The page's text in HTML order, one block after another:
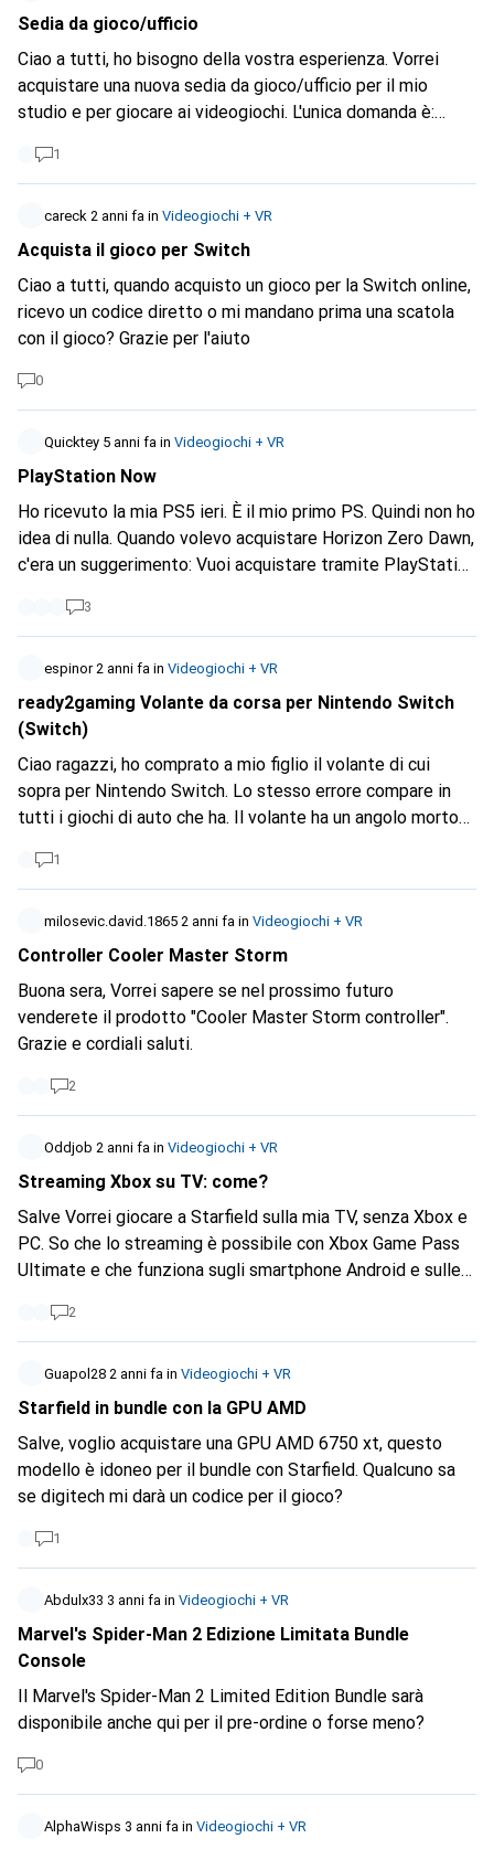
ridge-47-mm-cpu-kuehler-11177580
https://www.digitec.ch/de/s1/product/msi-geforce-rtx-
4060-ventus-2x-8g-oc-8-gb-grafikkarte-36707120RAM:
https://www.digitec.ch/de/s1/product/gskill-trident-z5-
SSD:
980-pro-mit-heatsink-1000-gb-m2-2280-ssd-16632679
PSU:https://www.digitec.ch/de/s1/product/cooler-
master-v850-sfx-gold-850-w-pc-netzteil-16740217
m32qc-2560-x-1440-pixel-3150-monitor-18476541?
shid=1261334Tutti i componenti trovano posto nella
scheda madre e nel case? Alcuni componenti sono troppo
"buoni" o troppo scadenti? Ho dimenticato qualche
Sedia da gioco/ufficio
Ciao a tutti, ho bisogno della vostra esperienza. Vorrei
acquistare una nuova sedia da gioco/ufficio per il mio
studio e per giocare ai videogiochi. L'unica domanda è:
https://www.digitec.ch/de/s1/product/razer-enki-gaming-
stuhl-17276967Tuttavia, mi chiedo se sia davvero
comoda per stare seduti per 9-12 ore. Grazie mille per i
tuoi consigli. :)
1
careck 2 anni fa in Videogiochi + VR
Acquista il gioco per Switch
Ciao a tutti, quando acquisto un gioco per la Switch online,
ricevo un codice diretto o mi mandano prima una scatola
con il gioco? Grazie per l'aiuto
0
Quicktey 5 anni fa in Videogiochi + VR
PlayStation Now
Ho ricevuto la mia PS5 ieri. È il mio primo PS. Quindi non ho
idea di nulla. Quando volevo acquistare Horizon Zero Dawn,
c'era un suggerimento: Vuoi acquistare tramite PlayStation
Ma ho notato solo oggi che i giochi sono disponibili nella
libreria solo per un periodo di tempo limitato. È possibile
annullare l'abbonamento annuale se ho capito bene?
Avrebbe senso, visto che nel prossimo futuro giocherò a
Horizon Zero Dawn, Miles Morales, Apex Legends (so che
Assasins Creed Valhalla?
3
espinor 2 anni fa in Videogiochi + VR
ready2gaming Volante da corsa per Nintendo Switch
(Switch)
Ciao ragazzi, ho comprato a mio figlio il volante di cui
sopra per Nintendo Switch. Lo stesso errore compare in
tutti i giochi di auto che ha. Il volante ha un angolo morto
regolare questo "gioco di sterzo"?
1
milosevic.david.1865 2 anni fa in Videogiochi + VR
Controller Cooler Master Storm
Buona sera, Vorrei sapere se nel prossimo futuro
venderete il prodotto "Cooler Master Storm controller".
Grazie e cordiali saluti.
2
Oddjob 2 anni fa in Videogiochi + VR
Streaming Xbox su TV: come?
Salve Vorrei giocare a Starfield sulla mia TV, senza Xbox e
PC. So che lo streaming è possibile con Xbox Game Pass
Ultimate e che funziona sugli smartphone Android e sulle
TV Android Philips, l'app non è disponibile. A quanto pare
funziona con una Nvidia Shield, ma sembra che abbia 4
anni. Esiste qualcosa di più recente/migliore? Grazie
2
Guapol28 2 anni fa in Videogiochi + VR
Starfield in bundle con la GPU AMD
Salve, voglio acquistare una GPU AMD 6750 xt, questo
modello è idoneo per il bundle con Starfield. Qualcuno sa
se digitech mi darà un codice per il gioco?
1
Abdulx33 3 anni fa in Videogiochi + VR
Marvel's Spider-Man 2 Edizione Limitata Bundle
Console
Il Marvel's Spider-Man 2 Limited Edition Bundle sarà
disponibile anche qui per il pre-ordine o forse meno?
0
AlphaWisps 3 anni fa in Videogiochi + VR